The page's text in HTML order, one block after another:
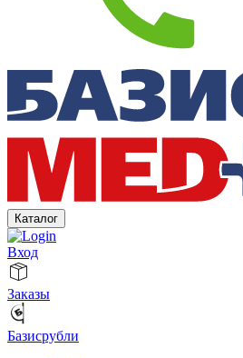
Каталог
Вход
Заказы
Базисрубли